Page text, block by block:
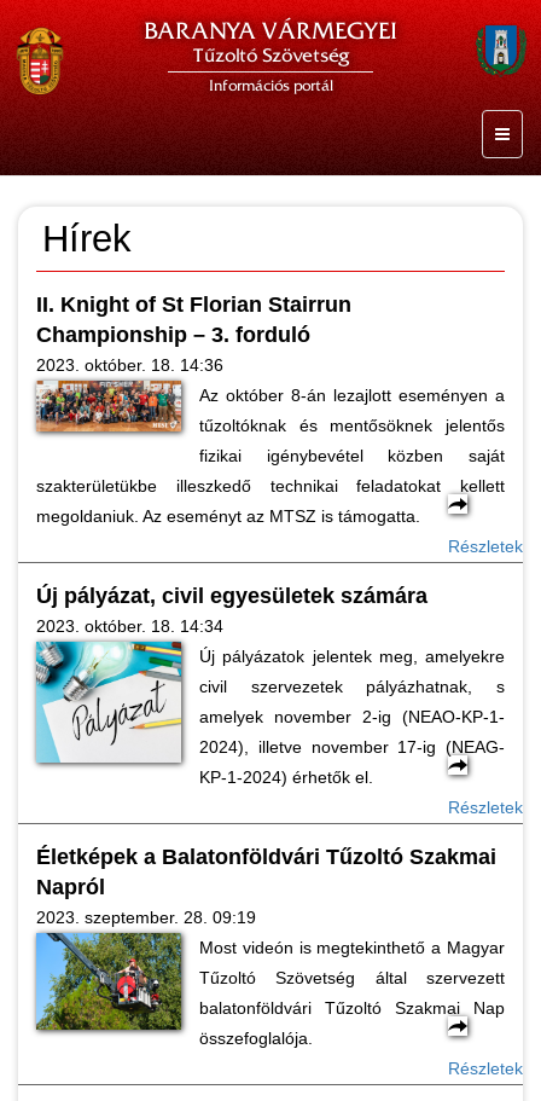
BARANYA VÁRMEGYEI
Tűzoltó Szövetség
Információs portál
Hírek
II. Knight of St Florian Stairrun
Championship – 3. forduló
2023. október. 18. 14:36
Az október 8-án lezajlott eseményen a
tűzoltóknak és mentősöknek jelentős
fizikai igénybevétel közben saját
szakterületükbe illeszkedő technikai feladatokat kellett
megoldaniuk. Az eseményt az MTSZ is támogatta.
Részletek
Új pályázat, civil egyesületek számára
2023. október. 18. 14:34
Új pályázatok jelentek meg, amelyekre
civil szervezetek pályázhatnak, s
amelyek november 2-ig (NEAO-KP-1-
2024), illetve november 17-ig (NEAG-
KP-1-2024) érhetők el.
Részletek
Életképek a Balatonföldvári Tűzoltó Szakmai
Napról
2023. szeptember. 28. 09:19
Most videón is megtekinthető a Magyar
Tűzoltó Szövetség által szervezett
balatonföldvári Tűzoltó Szakmai Nap
összefoglalója.
Részletek